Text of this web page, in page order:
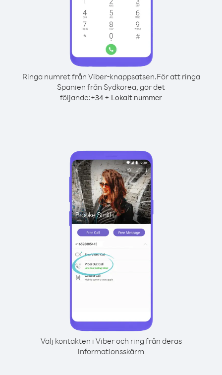
Ringa numret från Viber-knappsatsen.För att ringa
Spanien från Sydkorea, gör det
följande:+34 + Lokalt nummer
Välj kontakten i Viber och ring från deras
informationsskärm